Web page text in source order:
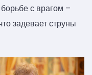
с врагом –
задевает струны